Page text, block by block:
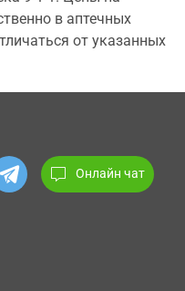
в аптечных
от указанных
Онлайн чат